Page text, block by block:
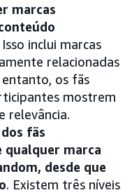
marcas
Isso inclui marcas
relacionadas
os fãs
mostrem
relevância.
fãs
qualquer marca
desde que
. Existem três níveis